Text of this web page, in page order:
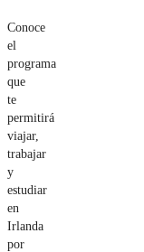
Conoce
el
programa
que
te
permitirá
viajar,
trabajar
y
estudiar
en
Irlanda
por